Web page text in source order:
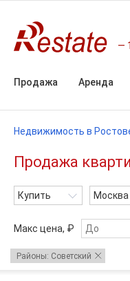
Продажа Аренда
Недвижимость в
Продажа
Купить Москва
Макс цена, ₽
Районы: Советский